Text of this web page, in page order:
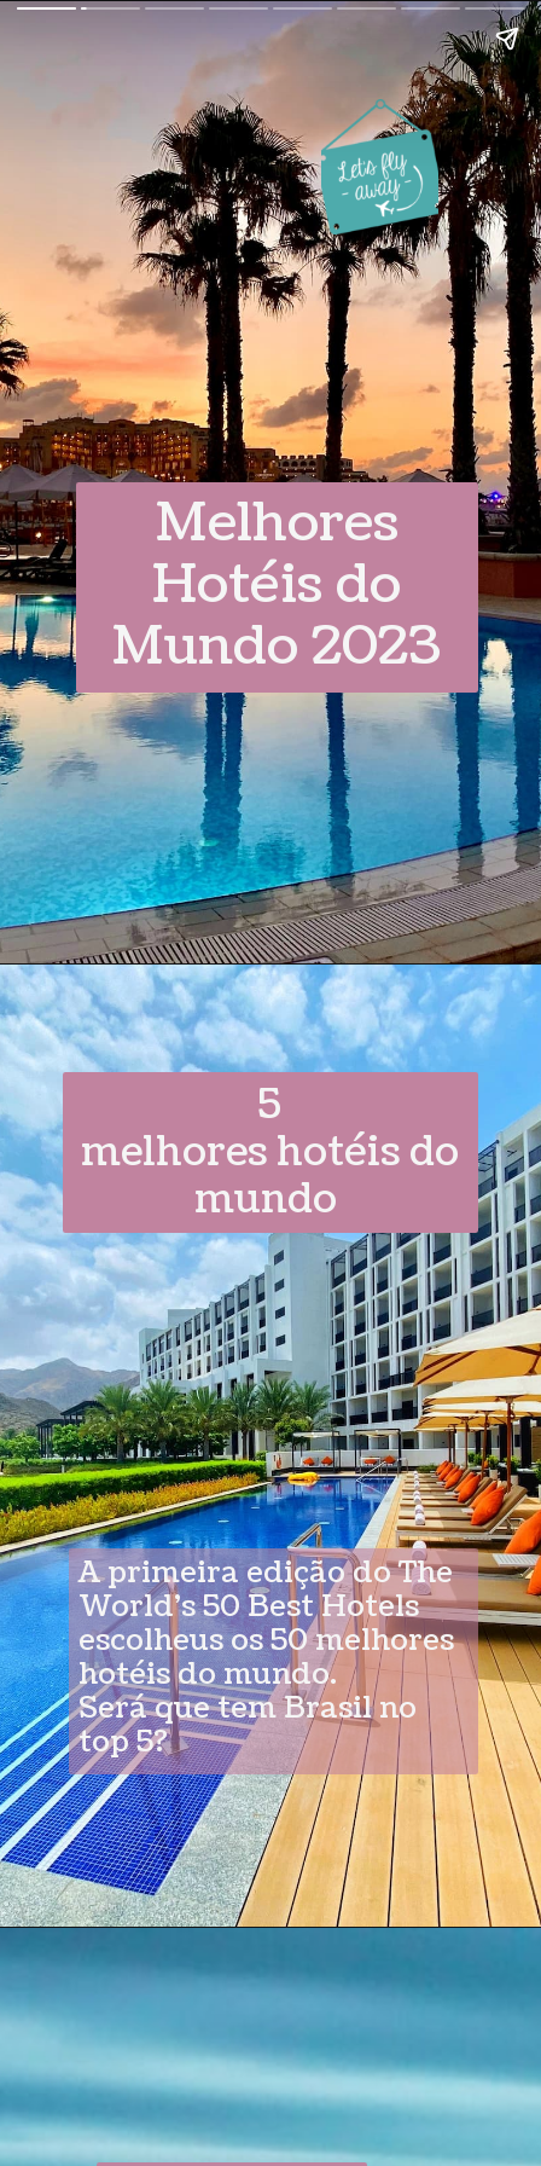
Melhores
Hotéis do
Mundo 2023
5
melhores hotéis do
mundo
A primeira edição do The
World’s 50 Best Hotels
escolheus os 50 melhores
hotéis do mundo.
Será que tem Brasil no
top 5?